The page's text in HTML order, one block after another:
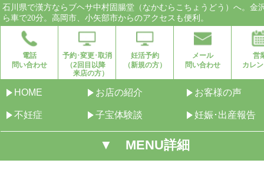
石川県で漢方ならブヘサ中村固腸堂（なかむらこちょうどう）へ。金
ら車で20分。高岡市、小矢部市からのアクセスも便利。
電話
問い合わせ
予約･変更･取消
（2回目以降
来店の方）
妊活予約
（新規の方）
メール
問い合わせ
営
カレ
HOME お店の紹介 お客様の声
不妊症 子宝体験談 妊娠･出産報告
▼ MENU詳細